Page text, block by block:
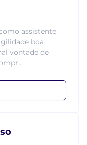
assistente
boa
vontade de